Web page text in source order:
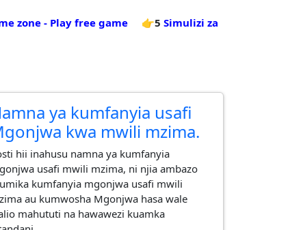
zone - Play free game 👉5 Simulizi za
ya kumfanyia usafi
kwa mwili mzima.
hii inahusu namna ya kumfanyia
usafi mwili mzima, ni njia ambazo
kumfanyia mgonjwa usafi mwili
au kumwosha Mgonjwa hasa wale
mahututi na hawawezi kuamka